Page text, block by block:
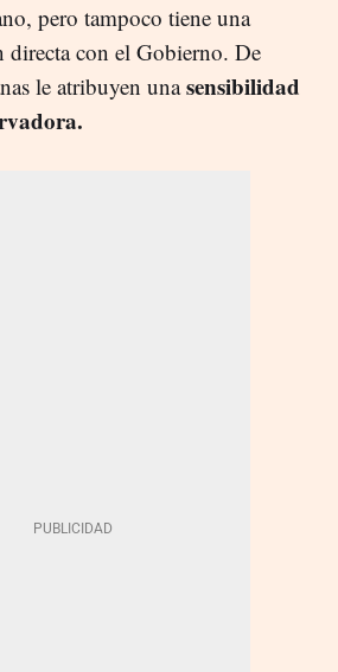
pero tampoco tiene una
directa con el Gobierno. De
le atribuyen unasensibilidad